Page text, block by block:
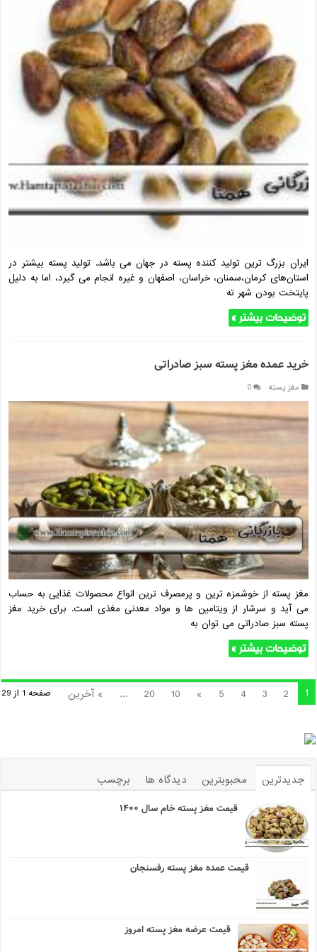
ایران بزرگ ترین تولید کننده پسته در جهان می باشد. تولید پسته بیشتر در
استان‌های کرمان،سمنان، خراسان، اصفهان و غیره انجام می گیرد، اما به دلیل
پایتخت بودن شهر ته
توضیحات بیشتر »
خرید عمده مغز پسته سبز صادراتی
مغز پسته 0
مغز پسته از خوشمزه ترین و پرمصرف ترین انواع محصولات غذایی به حساب
می آید و سرشار از ویتامین ها و مواد معدنی مغذی است‌. برای خرید مغز
پسته سبز صادراتی می توان به
توضیحات بیشتر »
صفحه 1 از 29 1
2
3
4
5
»
10
20
... » آخرین
جدیدترین محبوبترین دیدگاه ها برچسب
قیمت مغز پسته خام سال ۱۴۰۰
قیمت عمده مغز پسته رفسنجان
قیمت عرضه مغز پسته امروز